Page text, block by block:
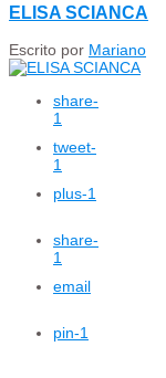
ELISA SCIANCA
Escrito por Mariano
share-
1
tweet-
1
plus-1
share-
1
email
pin-1